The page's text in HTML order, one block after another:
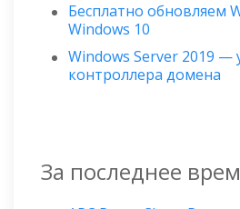
Бесплатно обновляем
Windows 10
Windows Server 2019 —
контроллера домена
За последнее